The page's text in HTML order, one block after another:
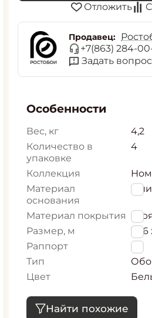
Отложить
Продавец:
+7(863) 284-
Задать вопрос
Особенности
Вес, кг
4,2
Количество в
упаковке
4
Коллекция
Материал
основания
Материал покрытия
Размер, м
1,06
Раппорт
0
Тип
Цвет
Найти похожие